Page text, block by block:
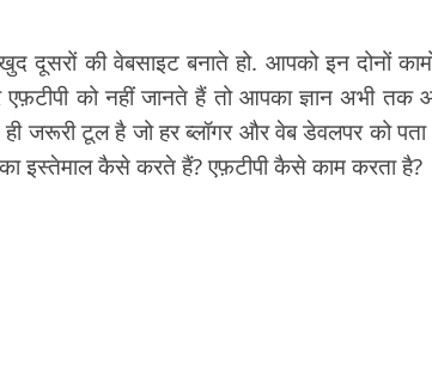
दूसरों की वेबसाइट बनाते हो. आपको इन दोनों
को नहीं जानते हैं तो आपका ज्ञान अभी तक
टूल है जो हर ब्लॉगर और वेब डेवलपर को पता
का इस्तेमाल कैसे करते हैं? एफ़टीपी कैसे काम करता है?